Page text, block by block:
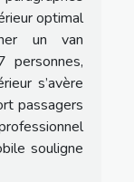
optimal
un van
personnes,
s’avère
passagers
souligne